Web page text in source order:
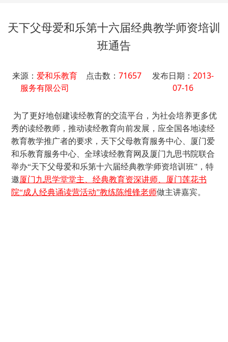
天下父母爱和乐第十六届经典教学师资培训
班通告
来源： 爱和乐教育
服务有限公司
点击数：71657 发布日期：2013-
07-16
为了更好地创建读经教育的交流平台，为社会培养更多优
秀的读经教师，推动读经教育向前发展，应全国各地读经
教育教学推广者的要求，天下父母教育服务中心、厦门爱
和乐教育服务中心、全球读经教育网及厦门九思书院联合
举办“天下父母爱和乐第十六届经典教学师资培训班”，特
邀厦门九思学堂堂主、经典教育资深讲师、厦门莲花书
院“成人经典诵读营活动”教练陈维锋老师做主讲嘉宾。